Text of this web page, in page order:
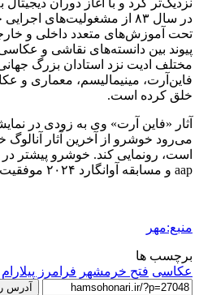
در سال ۸۳ از مشغولیت‌های
تحت آموزش‌های متعدد داخلی و
پیوند بین دانسته‌های نقاشی و
مختلف ادیت نزد استادان بزرگ
فاین‌آرت، مینیمالیسم، معماری و
خلق کرده است.
آثار «فاین آرت» وی به زودی در
می‌رود خوشرو از آخرین آثار آنالوگ
است، رونمایی کند. خوشرو پیشتر
aap و مسابقه آوانگارد ۲۰۲۴ موفقیت‌هایی به دست آورده بود.
منبع:مهر
برچسب ها
عکاسی فتح خرمشهر فرامرز پیلارام
آدرس